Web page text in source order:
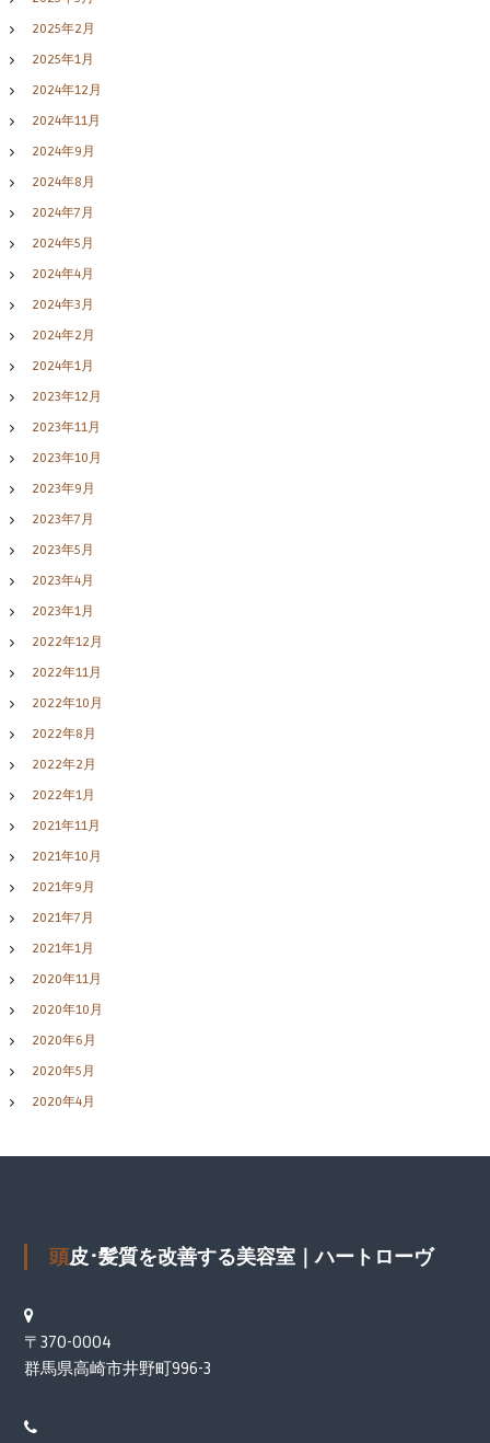
2025年2月
2025年1月
2024年12月
2024年11月
2024年9月
2024年8月
2024年7月
2024年5月
2024年4月
2024年3月
2024年2月
2024年1月
2023年12月
2023年11月
2023年10月
2023年9月
2023年7月
2023年5月
2023年4月
2023年1月
2022年12月
2022年11月
2022年10月
2022年8月
2022年2月
2022年1月
2021年11月
2021年10月
2021年9月
2021年7月
2021年1月
2020年11月
2020年10月
2020年6月
2020年5月
2020年4月
頭皮･髪質を改善する美容室｜ハートローヴ
〒370-0004
群馬県高崎市井野町996-3